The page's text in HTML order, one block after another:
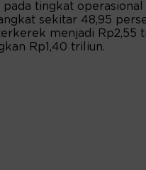
tingkat operasional
sekitar 48,95
menjadi Rp2,55
Rp1,40 triliun.